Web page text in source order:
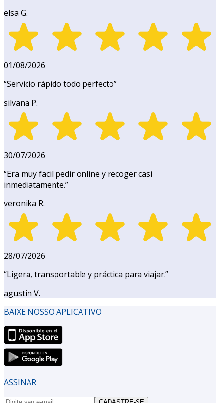
elsa G.
01/08/2026
“Servicio rápido todo perfecto”
silvana P.
30/07/2026
“Era muy facil pedir online y recoger casi
inmediatamente.”
veronika R.
28/07/2026
“Ligera, transportable y práctica para viajar.”
agustin V.
BAIXE NOSSO APLICATIVO
ASSINAR